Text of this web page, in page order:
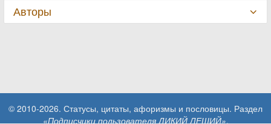
Авторы
© 2010-2026. Статусы, цитаты, афоризмы и пословицы. Раздел
«Подписчики пользователя ДИКИЙ ЛЕШИЙ».